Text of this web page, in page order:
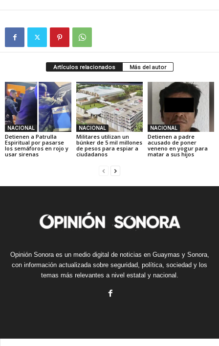
Artículos relacionados Más del autor
NACIONAL
Detienen a Patrulla
Espiritual por pasarse
los semáforos en rojo y
usar sirenas
NACIONAL
Militares utilizan un
búnker de 5 mil millones
de pesos para espiar a
ciudadanos
NACIONAL
Detienen a padre
acusado de poner
veneno en yogur para
matar a sus hijos
Opinión Sonora es un medio digital de noticias en Guaymas y Sonora,
con información actualizada sobre seguridad, política, sociedad y los
temas más relevantes a nivel estatal y nacional.